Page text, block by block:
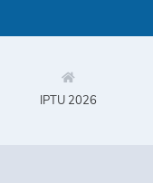
IPTU 2026